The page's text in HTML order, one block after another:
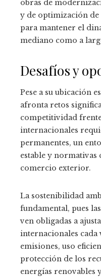
obras de
y de optimización
para mantener el
mediano como a
Desafíos y
Pese a su ubicación
afronta retos
competitividad
internacionales
permanentes, un
estable y normativas
comercio exterior.
La sostenibilidad
fundamental, pues
ven obligadas a
internacionales cada
emisiones, uso
protección de los
energías renovables